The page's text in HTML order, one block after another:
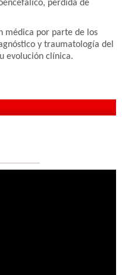
pérdida de
médica por parte de los
y traumatología del
evolución clínica.